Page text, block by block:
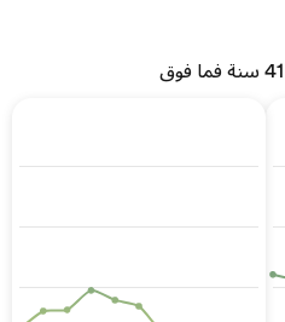
41 سنة فما فوق